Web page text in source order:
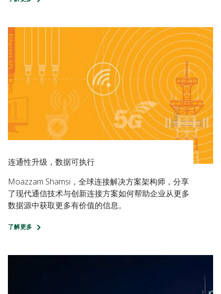
连通性升级，数据可执行
Moazzam Shamsi，全球连接解决方案架构师，分享
了现代通信技术与创新连接方案如何帮助企业从更多
数据源中获取更多有价值的信息。
了解更多